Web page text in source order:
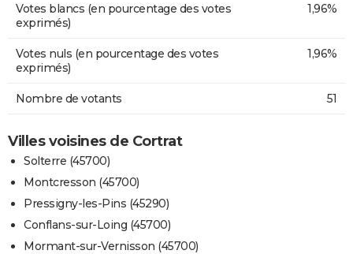
Votes blancs (en pourcentage des votes
exprimés)
1,96%
Votes nuls (en pourcentage des votes
exprimés)
1,96%
Nombre de votants 51
Villes voisines de Cortrat
Solterre (45700)
Montcresson (45700)
Pressigny-les-Pins (45290)
Conflans-sur-Loing (45700)
Mormant-sur-Vernisson (45700)